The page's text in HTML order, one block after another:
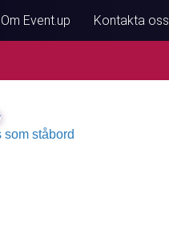
Om Event.up Kontakta oss